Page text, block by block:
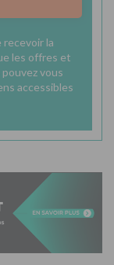
recevoir la
les offres et
vous
accessibles